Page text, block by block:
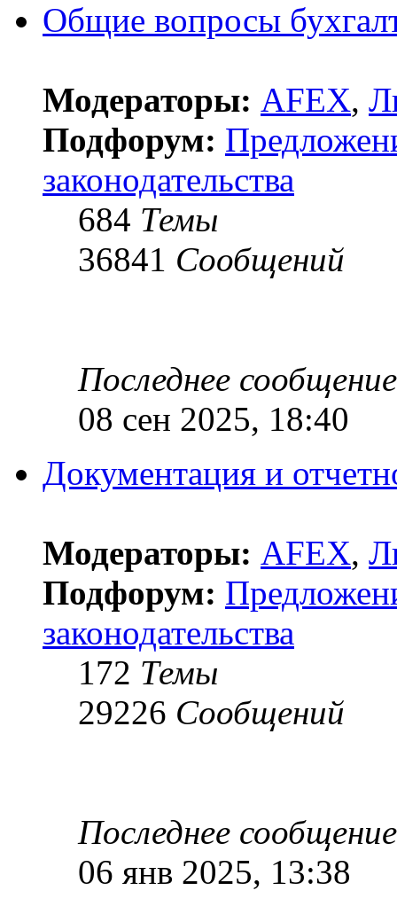
Общие вопросы
Модераторы: AFEX,
Подфорум:
законодательства
684 Темы
36841 Сообщений
Последнее сообщение
08 сен 2025, 18:40
Документация и
Модераторы: AFEX,
Подфорум:
законодательства
172 Темы
29226 Сообщений
Последнее сообщение
06 янв 2025, 13:38